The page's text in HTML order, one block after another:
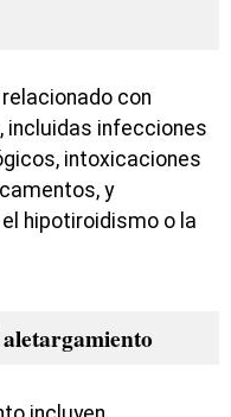
con
incluidas infecciones
intoxicaciones
y
hipotiroidismo o la